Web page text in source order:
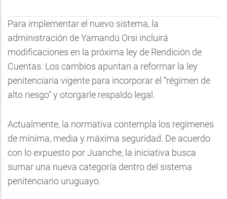
Para implementar el nuevo sistema, la
administración de Yamandú Orsi incluirá
modificaciones en la próxima ley de Rendición de
Cuentas. Los cambios apuntan a reformar la ley
penitenciaria vigente para incorporar el “régimen de
alto riesgo” y otorgarle respaldo legal.
Actualmente, la normativa contempla los regímenes
de mínima, media y máxima seguridad. De acuerdo
con lo expuesto por Juanche, la iniciativa busca
sumar una nueva categoría dentro del sistema
penitenciario uruguayo.